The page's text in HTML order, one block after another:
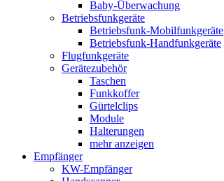
Baby-Überwachung
Betriebsfunkgeräte
Betriebsfunk-Mobilfunkgeräte
Betriebsfunk-Handfunkgeräte
Flugfunkgeräte
Gerätezubehör
Taschen
Funkkoffer
Gürtelclips
Module
Halterungen
mehr anzeigen
Empfänger
KW-Empfänger